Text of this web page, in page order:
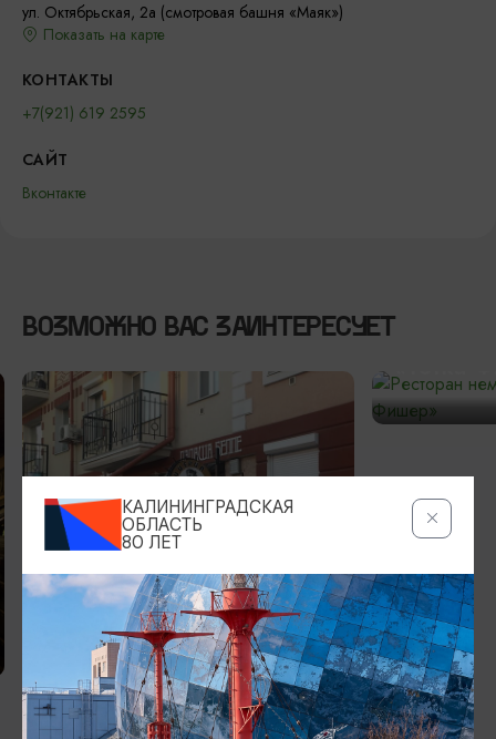
ул. Октябрьская, 2а (смотровая башня «Маяк»)
Показать на карте
КОНТАКТЫ
+7(921) 619 2595
САЙТ
Вконтакте
ВОЗМОЖНО ВАС ЗАИНТЕРЕСУЕТ
Пиццерия и траттория
«Папаша Беппе»
КАЛИНИНГРАДСКАЯ
ОБЛАСТЬ
80 ЛЕТ